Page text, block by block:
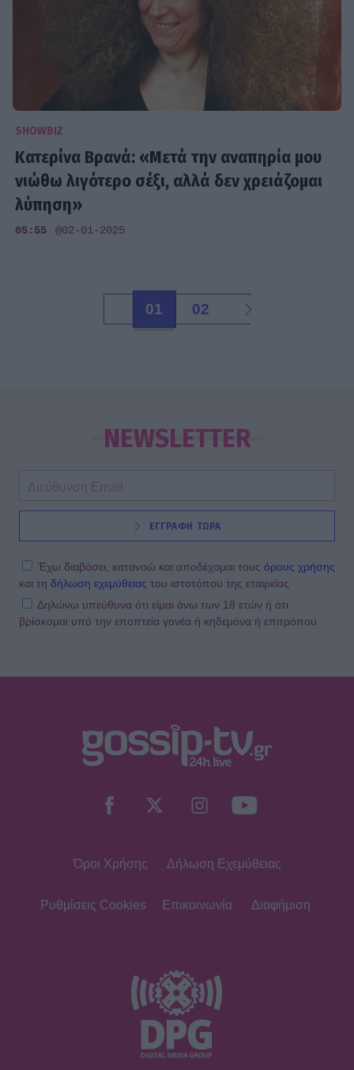
SHOWBIZ
Κατερίνα Βρανά: «Μετά την αναπηρία μου
νιώθω λιγότερο σέξι, αλλά δεν χρειάζομαι
λύπηση»
05:55 @02-01-2025
01 02
NEWSLETTER
ΕΓΓΡΑΦΗ ΤΩΡΑ
Έχω διαβάσει, κατανοώ και αποδέχομαι τους όρους χρήσης
και τη δήλωση εχεμύθειας του ιστοτόπου της εταιρείας
Δηλώνω υπεύθυνα ότι είμαι άνω των 18 ετών ή ότι
βρίσκομαι υπό την εποπτεία γονέα ή κηδεμόνα ή επιτρόπου
Όροι Χρήσης Δήλωση Εχεμύθειας
Ρυθμίσεις Cookies Επικοινωνία Διαφήμιση